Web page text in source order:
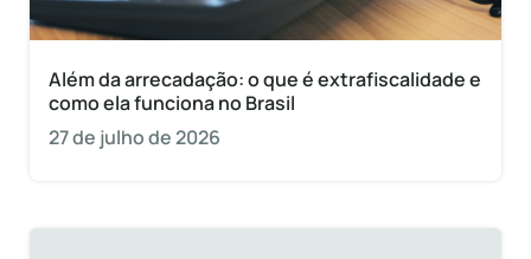
Além da arrecadação: o que é extrafiscalidade e
como ela funciona no Brasil
27 de julho de 2026